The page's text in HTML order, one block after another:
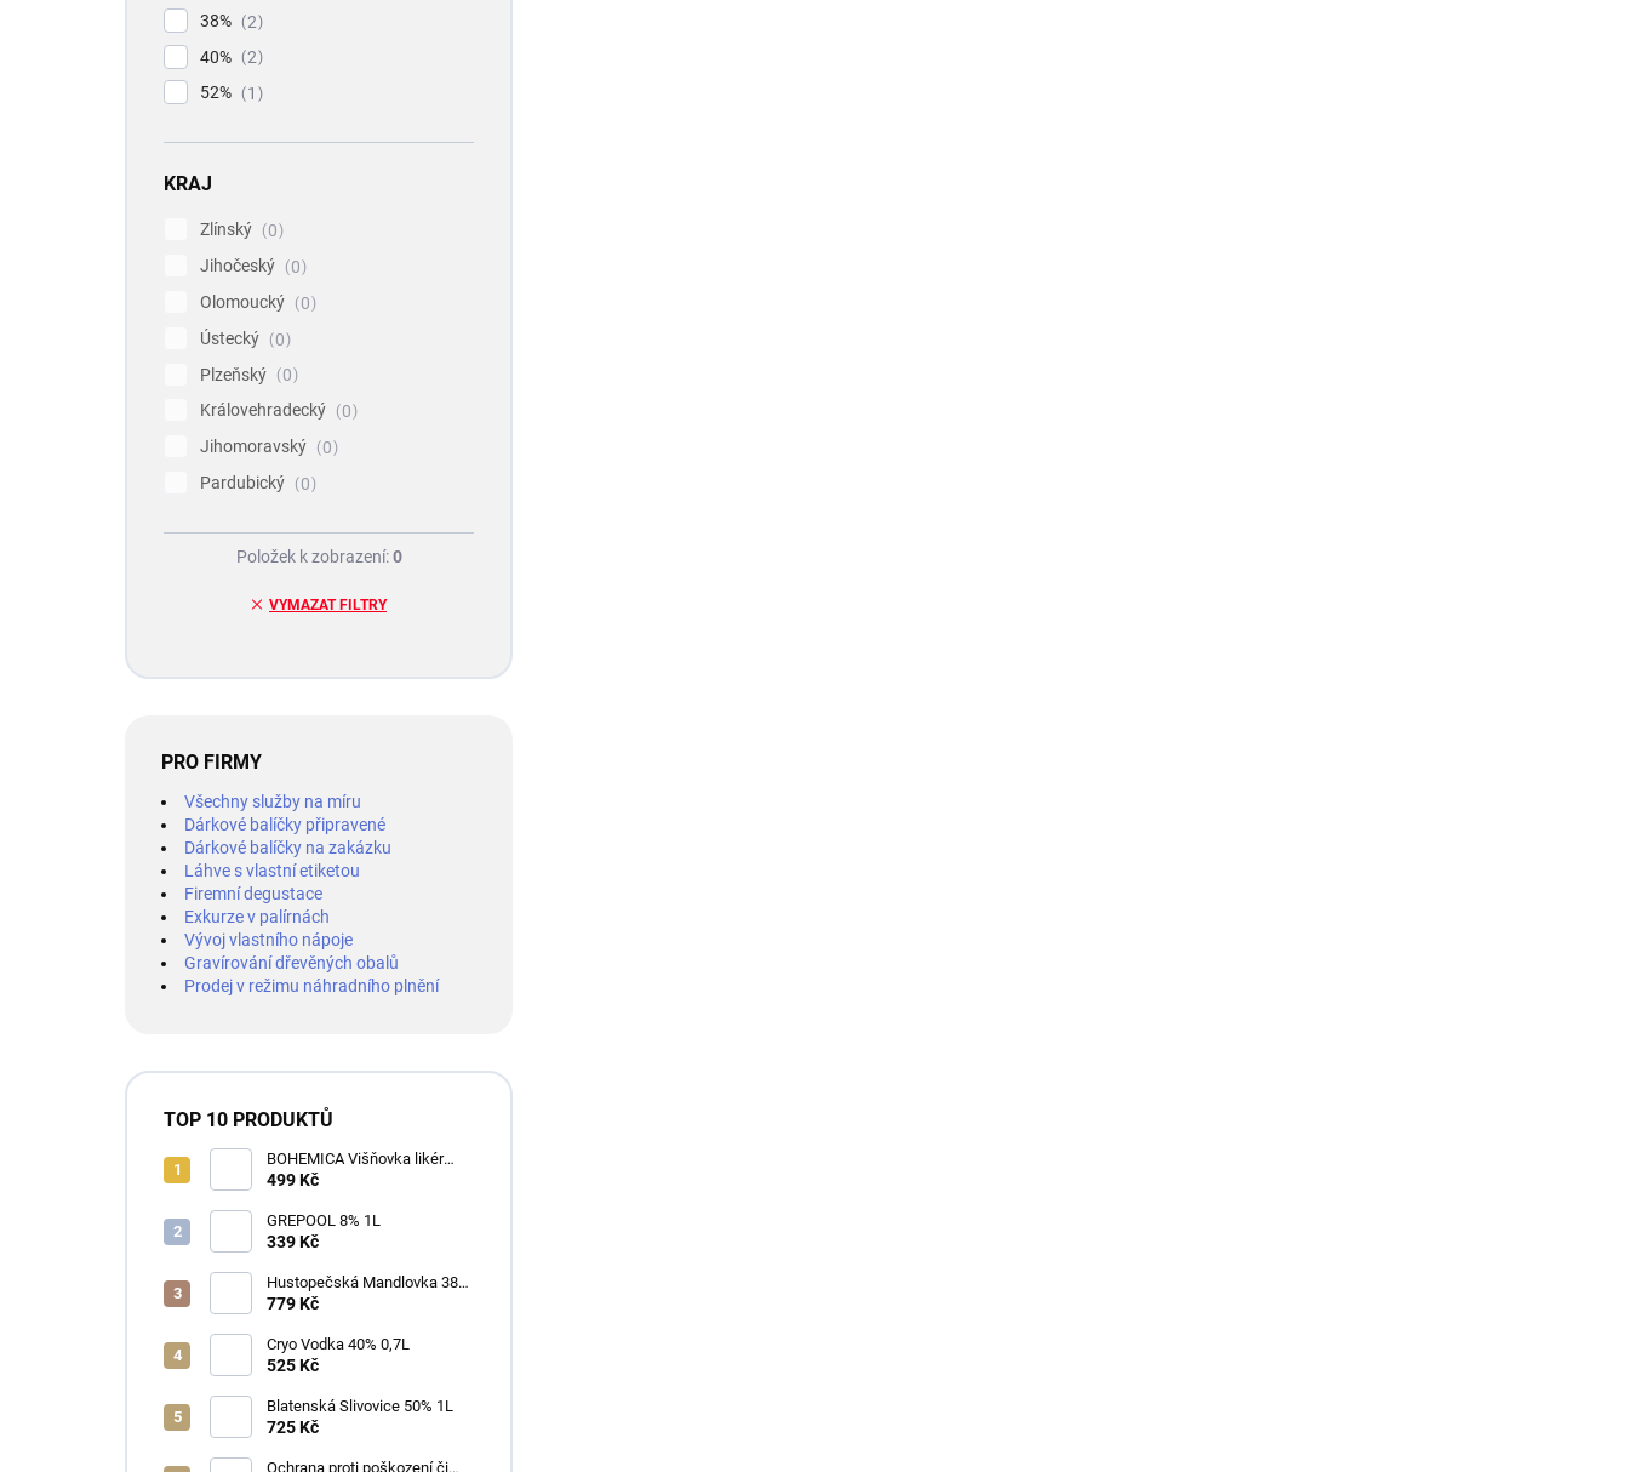
38%
2
40%
2
52%
1
KRAJ
Zlínský
0
Jihočeský
0
Olomoucký
0
Ústecký
0
Plzeňský
0
Královehradecký
0
Jihomoravský
0
Pardubický
0
VYMAZAT FILTRY
Položek k zobrazení:0
PRO FIRMY
Všechny služby na míru
Dárkové balíčky připravené
Dárkové balíčky na zakázku
Láhve s vlastní etiketou
Firemní degustace
Exkurze v palírnách
Vývoj vlastního nápoje
Gravírování dřevěných obalů
Prodej v režimu náhradního plnění
TOP 10 PRODUKTŮ
BOHEMICA Višňovka likér
25% 0,7L
499 Kč
GREPOOL 8% 1L
339 Kč
Hustopečská Mandlovka 38%
1L
779 Kč
Cryo Vodka 40% 0,7L
525 Kč
Blatenská Slivovice 50% 1L
725 Kč
Ochrana proti poškození či